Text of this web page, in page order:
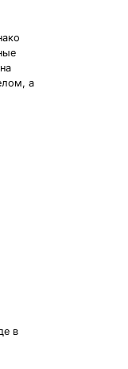
а
в